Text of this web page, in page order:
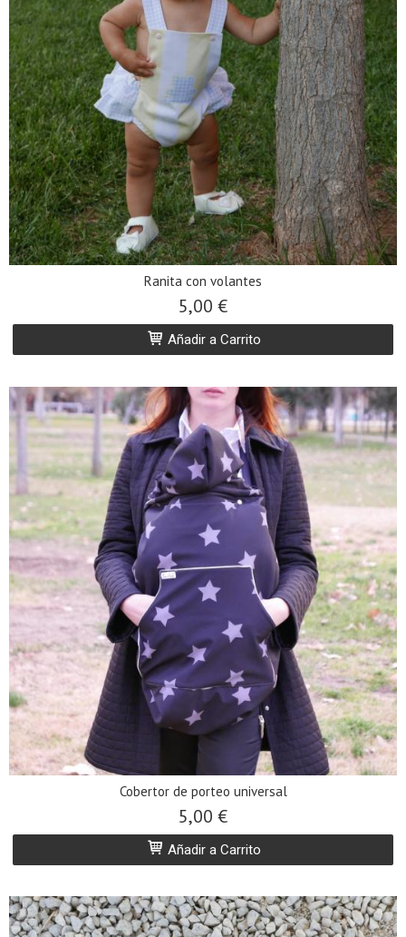
Ranita con volantes
5,00 €
Añadir a Carrito
Cobertor de porteo universal
5,00 €
Añadir a Carrito